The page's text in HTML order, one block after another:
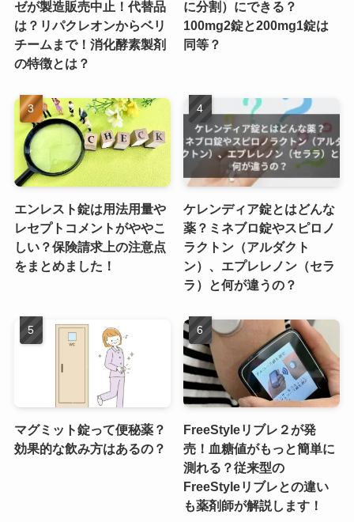
ゼが製造販売中止！代替品
は？リパクレオンからベリ
チームまで！消化酵素製剤
の特徴とは？
に分割）にできる？
100mg2錠と200mg1錠は
同等？
エンレスト錠は用法用量や
レセプトコメントがややこ
しい？保険請求上の注意点
をまとめました！
ケレンディア錠とはどんな
薬？ミネブロ錠やスピロノ
ラクトン（アルダクト
ン）、エプレレノン（セラ
ラ）と何が違うの？
マグミット錠って便秘薬？
効果的な飲み方はあるの？
FreeStyleリブレ２が発
売！血糖値がもっと簡単に
測れる？従来型の
FreeStyleリブレとの違い
も薬剤師が解説します！